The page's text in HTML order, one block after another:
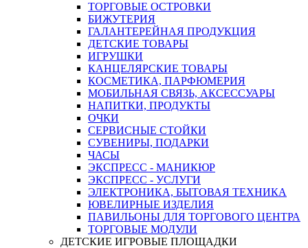
ТОРГОВЫЕ ОСТРОВКИ
БИЖУТЕРИЯ
ГАЛАНТЕРЕЙНАЯ ПРОДУКЦИЯ
ДЕТСКИЕ ТОВАРЫ
ИГРУШКИ
КАНЦЕЛЯРСКИЕ ТОВАРЫ
КОСМЕТИКА, ПАРФЮМЕРИЯ
МОБИЛЬНАЯ СВЯЗЬ, АКСЕССУАРЫ
НАПИТКИ, ПРОДУКТЫ
ОЧКИ
СЕРВИСНЫЕ СТОЙКИ
СУВЕНИРЫ, ПОДАРКИ
ЧАСЫ
ЭКСПРЕСС - МАНИКЮР
ЭКСПРЕСС - УСЛУГИ
ЭЛЕКТРОНИКА, БЫТОВАЯ ТЕХНИКА
ЮВЕЛИРНЫЕ ИЗДЕЛИЯ
ПАВИЛЬОНЫ ДЛЯ ТОРГОВОГО ЦЕНТРА
ТОРГОВЫЕ МОДУЛИ
ДЕТСКИЕ ИГРОВЫЕ ПЛОЩАДКИ